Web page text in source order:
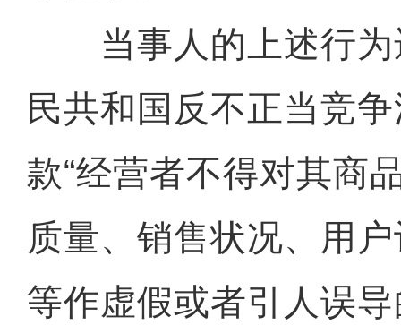
当事人的上述行为
民共和国反不正当竞
款“经营者不得对其商
质量、销售状况、用
等作虚假或者引人误